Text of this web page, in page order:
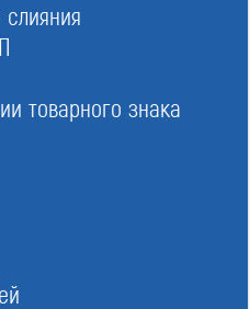
товарного знака
обязательств:
директор
— Президент Совета
в Ассоциация